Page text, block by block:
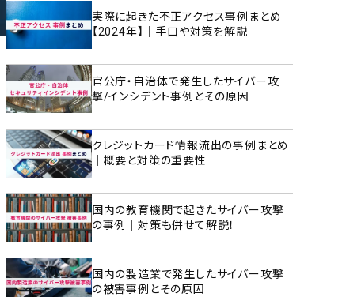
実際に起きた不正アクセス事例まとめ
【2024年】｜手口や対策を解説
官公庁・自治体で発生したサイバー攻
撃/インシデント事例とその原因
クレジットカード情報流出の事例まとめ
｜概要と対策の重要性
国内の教育機関で起きたサイバー攻撃
の事例｜対策も併せて解説！
国内の製造業で発生したサイバー攻撃
の被害事例とその原因